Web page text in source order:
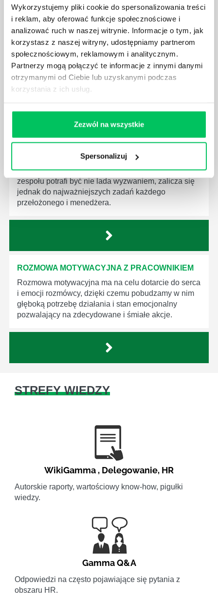
Wykorzystujemy pliki cookie do spersonalizowania treści
i reklam, aby oferować funkcje społecznościowe i
analizować ruch w naszej witrynie. Informacje o tym, jak
korzystasz z naszej witryny, udostępniamy partnerom
społecznościowym, reklamowym i analitycznym.
Partnerzy mogą połączyć te informacje z innymi danymi
otrzymanymi od Ciebie lub uzyskanymi podczas
korzystania z ich usług.
Zezwól na wszystkie
Spersonalizuj
Psychologia to kierunek wbrew pozorom z
ogromnymi perspektywami na przyszłość.
Psychologowie znajdują zatrudnienie nie tylko w
ośrodkach służby zdrowie czy we własnych
gabinetach psychologicznych, ale również we
wszelkiego rodzaju ośrodkach edukacyjnych, na
warsztatach, w korporacjach przy pomocy
opracowywania strategii marketingowych czy nawet
w sektorze HR.
SPOSOBY NA MOTYWACJĘ
Utrzymanie wysokiego poziomu motywacji wśród
zespołu potrafi być nie lada wyzwaniem, zalicza się
jednak do najważniejszych zadań każdego
przełożonego i menedżera.
ROZMOWA MOTYWACYJNA Z PRACOWNIKIEM
Rozmowa motywacyjna ma na celu dotarcie do serca
i emocji rozmówcy, dzięki czemu pobudzamy w nim
głęboką potrzebę działania i stan emocjonalny
pozwalający na zdecydowane i śmiałe akcje.
STREFY WIEDZY
WikiGamma , Delegowanie, HR
Autorskie raporty, wartościowy know-how, pigułki
wiedzy.
Gamma Q&A
Odpowiedzi na często pojawiające się pytania z
obszaru HR.